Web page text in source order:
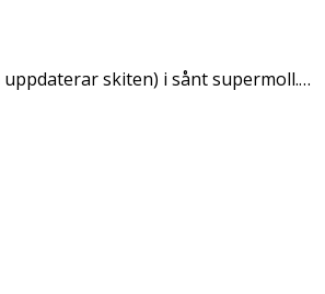
skiten) i sånt supermoll.…